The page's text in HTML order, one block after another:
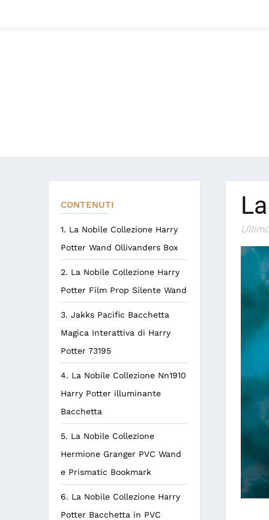
CONTENUTI
1. La Nobile Collezione Harry
Potter Wand Ollivanders Box
2. La Nobile Collezione Harry
Potter Film Prop Silente Wand
3. Jakks Pacific Bacchetta
Magica Interattiva di Harry
Potter 73195
4. La Nobile Collezione Nn1910
Harry Potter illuminante
Bacchetta
5. La Nobile Collezione
Hermione Granger PVC Wand
e Prismatic Bookmark
6. La Nobile Collezione Harry
Potter Bacchetta in PVC